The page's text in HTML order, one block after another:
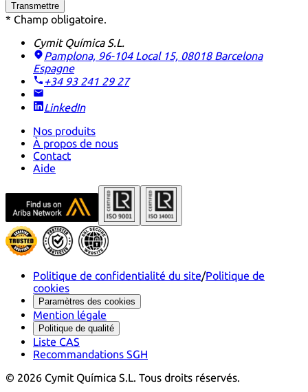
Transmettre
* Champ obligatoire.
Cymit Química S.L.
Pamplona, 96-104 Local 15, 08018 Barcelona
Espagne
+34 93 241 29 27
LinkedIn
Nos produits
À propos de nous
Contact
Aide
Politique de confidentialité du site/Politique de
cookies
Paramètres des cookies
Mention légale
Politique de qualité
Liste CAS
Recommandations SGH
© 2026 Cymit Química S.L. Tous droits réservés.